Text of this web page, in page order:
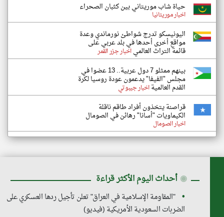
حياة شاب موريتاني بين كثبان الصحراء
اخبار موريتانيا
اليونيسكو تدرج شواطئ نورماندي وعدة
مواقع أخرى أحدها في بلد عربي على
قائمة التراث العالمياخبار جزر القمر
بينهم ممثلو 7 دول عربية.. 13 عضوا في
مجلس "الفيفا" يدعمون عودة روسيا لكرة
القدم العالميةاخبار جيبوتي
قراصنة يتخذون أفراد طاقم ناقلة
الكيماويات "أسانا" رهائن في الصومال
اخبار الصومال
◉ أحداث اليوم الأكثر قراءة
"المقاومة الإسلامية في العراق" تعلن تأجيل ردها العسكري على
الضربات السعودية الأمريكية (فيديو)